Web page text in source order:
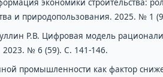
экономики строительства:
и природопользования. 2025. № 1
Р.В. Цифровая модель
№ 6 (59). С. 141-146.
промышленности как фактор